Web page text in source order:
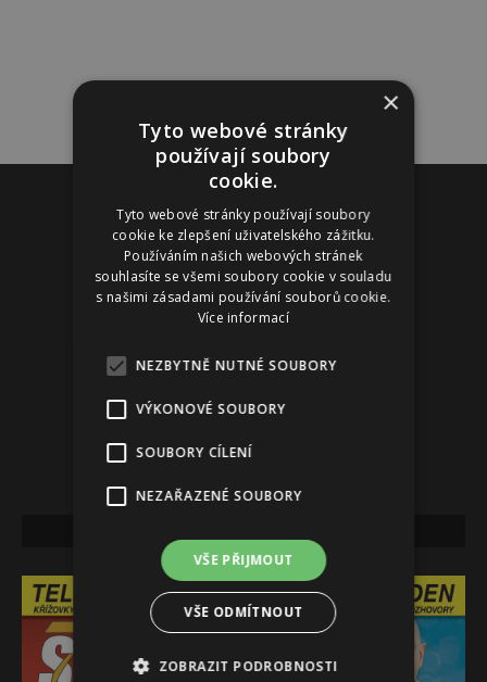
Reklama
×
Tyto webové stránky
používají soubory
cookie.
Tyto webové stránky používají soubory
cookie ke zlepšení uživatelského zážitku.
Používáním našich webových stránek
souhlasíte se všemi soubory cookie v souladu
s našimi zásadami používání souborů cookie.
Více informací
NEZBYTNĚ NUTNÉ SOUBORY
VÝKONOVÉ SOUBORY
SOUBORY CÍLENÍ
NEZAŘAZENÉ SOUBORY
VŠE PŘIJMOUT
VŠE ODMÍTNOUT
ZOBRAZIT PODROBNOSTI